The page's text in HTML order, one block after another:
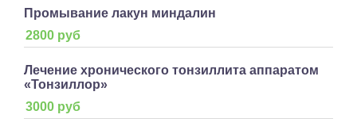
Промывание лакун миндалин
2800 руб
Лечение хронического тонзиллита аппаратом
«Тонзиллор»
3000 руб